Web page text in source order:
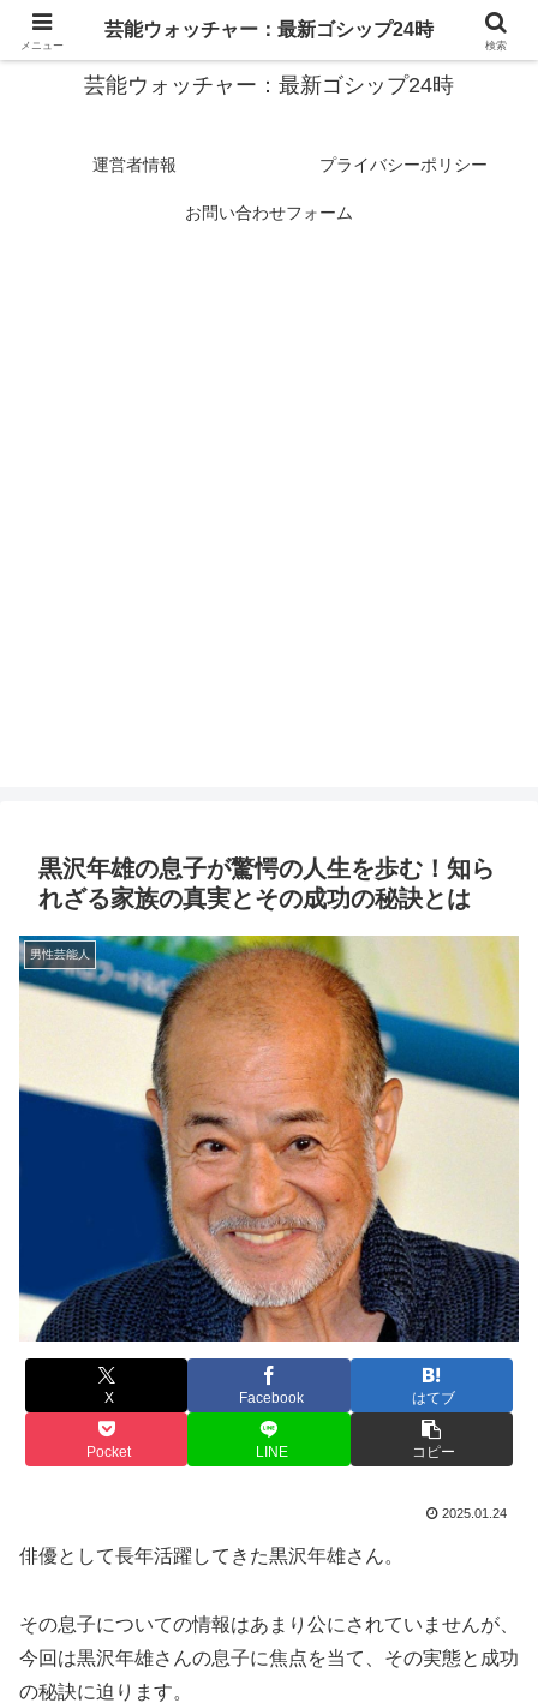
スターたちの裏側を徹底追跡！話題のゴシップがここに集結
芸能ウォッチャー：最新ゴシップ24時
運営者情報 プライバシーポリシー
お問い合わせフォーム
黒沢年雄の息子が驚愕の人生を歩む！知ら
れざる家族の真実とその成功の秘訣とは
男性芸能人
X Facebook はてブ
Pocket LINE コピー
2025.01.24
俳優として長年活躍してきた黒沢年雄さん。
その息子についての情報はあまり公にされていませんが、
今回は黒沢年雄さんの息子に焦点を当て、その実態と成功
の秘訣に迫ります。
メニュー
芸能ウォッチャー：最新ゴシップ24時
検索